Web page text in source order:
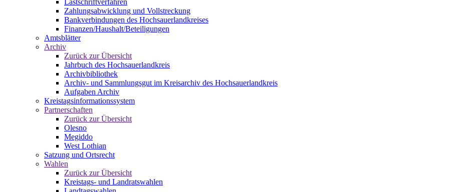
Zahlungsabwicklung und Vollstreckung
Bankverbindungen des Hochsauerlandkreises
Finanzen/Haushalt/Beteiligungen
Amtsblätter
Archiv
Zurück zur Übersicht
Jahrbuch des Hochsauerlandkreis
Archivbibliothek
Archiv- und Sammlungsgut im Kreisarchiv des Hochsauerlandkreis
Aufgaben Archiv
Kreistagsinformationssystem
Partnerschaften
Zurück zur Übersicht
Olesno
Megiddo
West Lothian
Satzung und Ortsrecht
Wahlen
Zurück zur Übersicht
Kreistags- und Landratswahlen